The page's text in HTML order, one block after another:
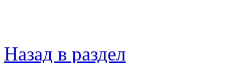
Назад в раздел